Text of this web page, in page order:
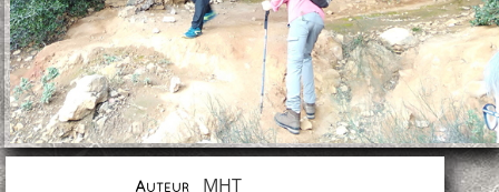
Auteur MHT